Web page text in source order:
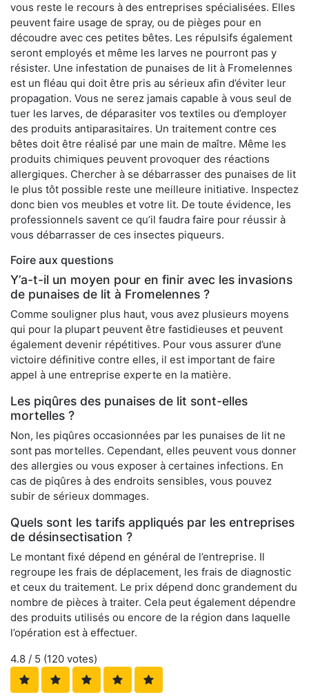
vous reste le recours à des entreprises spécialisées. Elles
peuvent faire usage de spray, ou de pièges pour en
découdre avec ces petites bêtes. Les répulsifs également
seront employés et même les larves ne pourront pas y
résister. Une infestation de punaises de lit à Fromelennes
est un fléau qui doit être pris au sérieux afin d’éviter leur
propagation. Vous ne serez jamais capable à vous seul de
tuer les larves, de déparasiter vos textiles ou d’employer
des produits antiparasitaires. Un traitement contre ces
bêtes doit être réalisé par une main de maître. Même les
produits chimiques peuvent provoquer des réactions
allergiques. Chercher à se débarrasser des punaises de lit
le plus tôt possible reste une meilleure initiative. Inspectez
donc bien vos meubles et votre lit. De toute évidence, les
professionnels savent ce qu’il faudra faire pour réussir à
vous débarrasser de ces insectes piqueurs.
Foire aux questions
Y’a-t-il un moyen pour en finir avec les invasions
de punaises de lit à Fromelennes ?
Comme souligner plus haut, vous avez plusieurs moyens
qui pour la plupart peuvent être fastidieuses et peuvent
également devenir répétitives. Pour vous assurer d’une
victoire définitive contre elles, il est important de faire
appel à une entreprise experte en la matière.
Les piqûres des punaises de lit sont-elles
mortelles ?
Non, les piqûres occasionnées par les punaises de lit ne
sont pas mortelles. Cependant, elles peuvent vous donner
des allergies ou vous exposer à certaines infections. En
cas de piqûres à des endroits sensibles, vous pouvez
subir de sérieux dommages.
Quels sont les tarifs appliqués par les entreprises
de désinsectisation ?
Le montant fixé dépend en général de l’entreprise. Il
regroupe les frais de déplacement, les frais de diagnostic
et ceux du traitement. Le prix dépend donc grandement du
nombre de pièces à traiter. Cela peut également dépendre
des produits utilisés ou encore de la région dans laquelle
l’opération est à effectuer.
4.8 / 5 (120 votes)